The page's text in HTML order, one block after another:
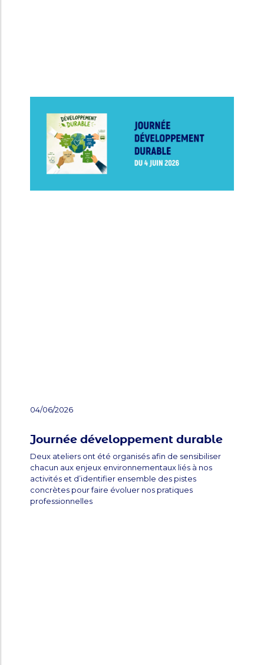
04/06/2026
Journée développement durable
Deux ateliers ont été organisés afin de sensibiliser
chacun aux enjeux environnementaux liés à nos
activités et d’identifier ensemble des pistes
concrètes pour faire évoluer nos pratiques
professionnelles